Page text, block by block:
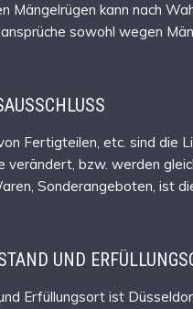
Mängelrügen kann nach
sowohl wegen
Fertigteilen, etc. sind die
verändert, bzw. werden
Sonderangeboten, ist
UND
Erfüllungsort ist